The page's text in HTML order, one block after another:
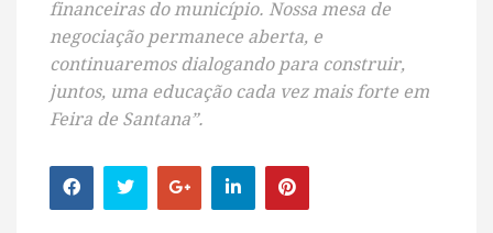
financeiras do município. Nossa mesa de
negociação permanece aberta, e
continuaremos dialogando para construir,
juntos, uma educação cada vez mais forte em
Feira de Santana”.